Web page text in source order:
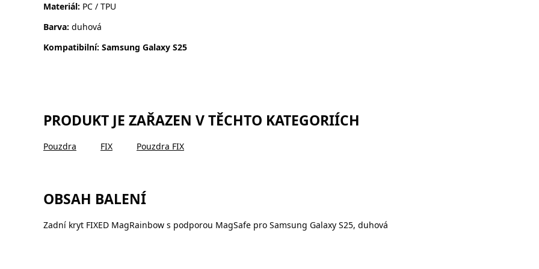
Materiál: PC / TPU
Barva: duhová
Kompatibilní: Samsung Galaxy S25
PRODUKT JE ZAŘAZEN V TĚCHTO KATEGORIÍCH
Pouzdra FIX Pouzdra FIX
OBSAH BALENÍ
Zadní kryt FIXED MagRainbow s podporou MagSafe pro Samsung Galaxy S25, duhová